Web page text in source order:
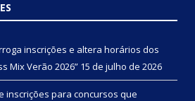
inscrições e altera horários dos
Mix Verão 2026” 15 de julho de 2026
inscrições para concursos que